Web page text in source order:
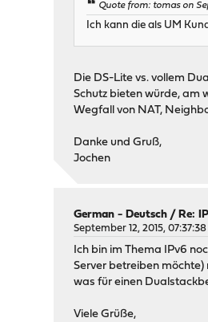
Quote from: tomas on
Ich kann die als UM
Die DS-Lite vs. vollem
Schutz bieten würde, am
Wegfall von NAT,
Danke und Gruß,
Jochen
German - Deutsch / Re:
September 12, 2015, 07:37:38
Ich bin im Thema IPv6
Server betreiben möchte)
was für einen
Viele Grüße,